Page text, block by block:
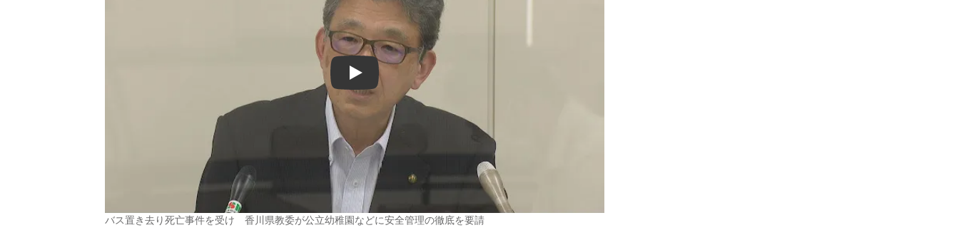
Play
バス置き去り死亡事件を受け 香川県教委が公立幼稚園などに安全管理の徹底を要請